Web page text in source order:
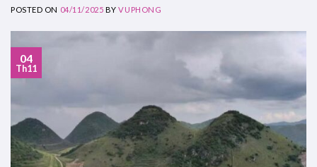
POSTED ON 04/11/2025 BYVUPHONG
04
Th11